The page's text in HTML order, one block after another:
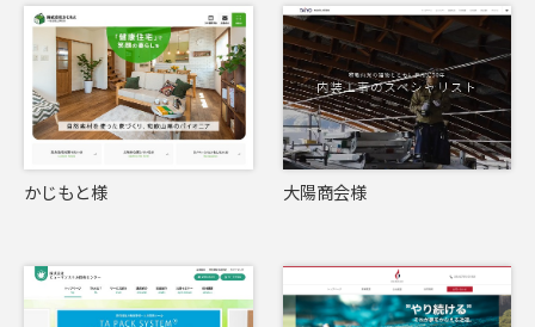
かじもと様 大陽商会様